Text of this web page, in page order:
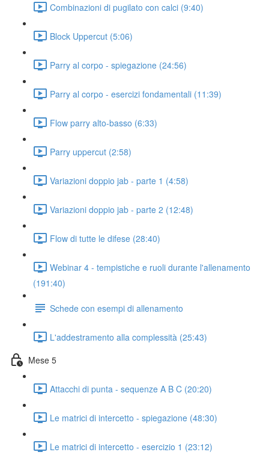
Combinazioni di pugilato con calci (9:40)
Block Uppercut (5:06)
Parry al corpo - spiegazione (24:56)
Parry al corpo - esercizi fondamentali (11:39)
Flow parry alto-basso (6:33)
Parry uppercut (2:58)
Variazioni doppio jab - parte 1 (4:58)
Variazioni doppio jab - parte 2 (12:48)
Flow di tutte le difese (28:40)
Webinar 4 - tempistiche e ruoli durante l'allenamento
(191:40)
Schede con esempi di allenamento
L'addestramento alla complessità (25:43)
Mese 5
Attacchi di punta - sequenze A B C (20:20)
Le matrici di intercetto - spiegazione (48:30)
Le matrici di intercetto - esercizio 1 (23:12)